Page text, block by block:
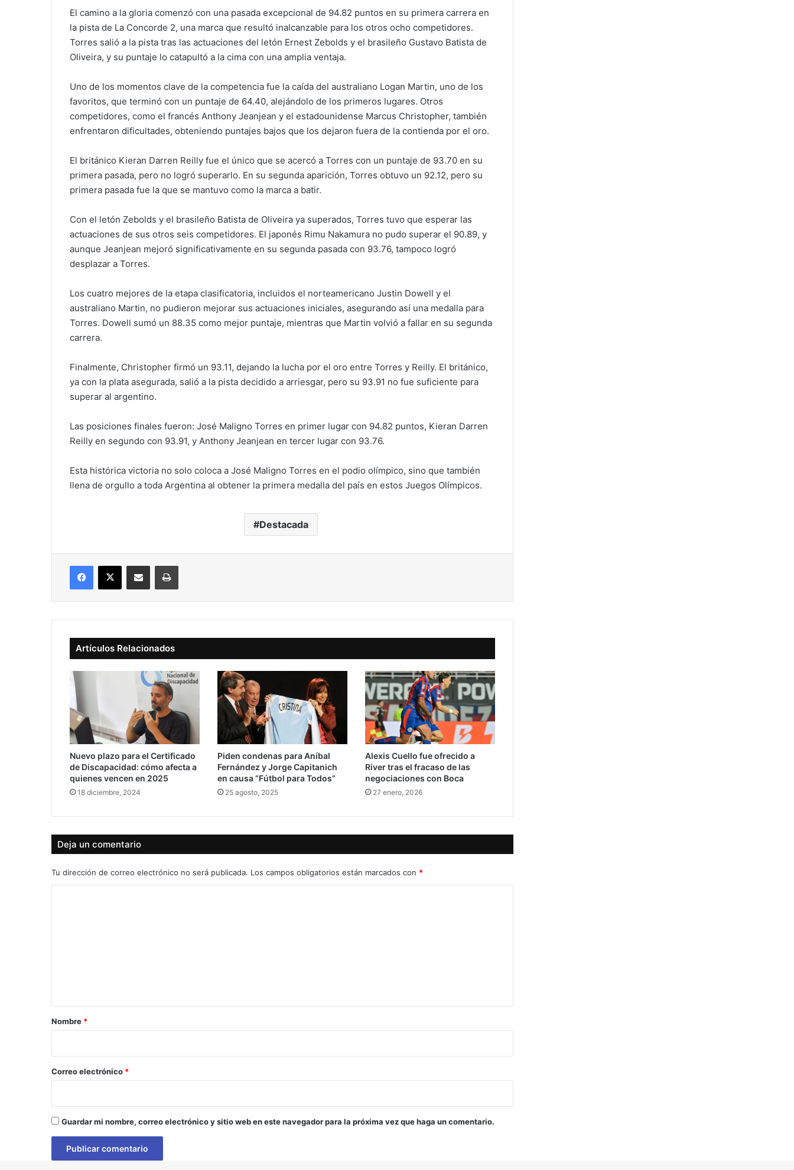
El camino a la gloria comenzó con una pasada excepcional de 94.82 puntos en su primera carrera en
la pista de La Concorde 2, una marca que resultó inalcanzable para los otros ocho competidores.
Torres salió a la pista tras las actuaciones del letón Ernest Zebolds y el brasileño Gustavo Batista de
Oliveira, y su puntaje lo catapultó a la cima con una amplia ventaja.
Uno de los momentos clave de la competencia fue la caída del australiano Logan Martin, uno de los
favoritos, que terminó con un puntaje de 64.40, alejándolo de los primeros lugares. Otros
competidores, como el francés Anthony Jeanjean y el estadounidense Marcus Christopher, también
enfrentaron dificultades, obteniendo puntajes bajos que los dejaron fuera de la contienda por el oro.
El británico Kieran Darren Reilly fue el único que se acercó a Torres con un puntaje de 93.70 en su
primera pasada, pero no logró superarlo. En su segunda aparición, Torres obtuvo un 92.12, pero su
primera pasada fue la que se mantuvo como la marca a batir.
Con el letón Zebolds y el brasileño Batista de Oliveira ya superados, Torres tuvo que esperar las
actuaciones de sus otros seis competidores. El japonés Rimu Nakamura no pudo superar el 90.89, y
aunque Jeanjean mejoró significativamente en su segunda pasada con 93.76, tampoco logró
desplazar a Torres.
Los cuatro mejores de la etapa clasificatoria, incluidos el norteamericano Justin Dowell y el
australiano Martin, no pudieron mejorar sus actuaciones iniciales, asegurando así una medalla para
Torres. Dowell sumó un 88.35 como mejor puntaje, mientras que Martin volvió a fallar en su segunda
carrera.
Finalmente, Christopher firmó un 93.11, dejando la lucha por el oro entre Torres y Reilly. El británico,
ya con la plata asegurada, salió a la pista decidido a arriesgar, pero su 93.91 no fue suficiente para
superar al argentino.
Las posiciones finales fueron: José Maligno Torres en primer lugar con 94.82 puntos, Kieran Darren
Reilly en segundo con 93.91, y Anthony Jeanjean en tercer lugar con 93.76.
Esta histórica victoria no solo coloca a José Maligno Torres en el podio olímpico, sino que también
llena de orgullo a toda Argentina al obtener la primera medalla del país en estos Juegos Olímpicos.
Destacada
Facebook
X Compartir vía correo electrónicoImprimir
Artículos Relacionados
Nuevo plazo para el Certificado
de Discapacidad: cómo afecta a
quienes vencen en 2025
18 diciembre, 2024
Piden condenas para Aníbal
Fernández y Jorge Capitanich
en causa “Fútbol para Todos”
25 agosto, 2025
Alexis Cuello fue ofrecido a
River tras el fracaso de las
negociaciones con Boca
27 enero, 2026
Deja un comentario
Tu dirección de correo electrónico no será publicada. Los campos obligatorios están marcados con *
r
*
Nombre *
Correo electrónico *
Guardar mi nombre, correo electrónico y sitio web en este navegador para la próxima vez que haga un comentario.